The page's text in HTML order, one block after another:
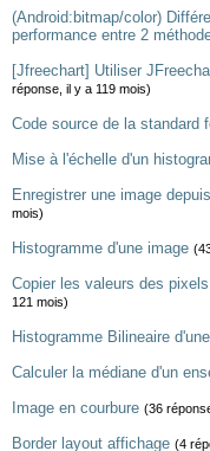
(Android:bitmap/color)
performance entre 2
[Jfreechart] Utiliser
réponse, il y a 119 mois)
Code source de la standard
Mise à l'échelle d'un
Enregistrer une image
mois)
Histogramme d'une image
Copier les valeurs des
121 mois)
Histogramme Bilineaire
Calculer la médiane d'un
Image en courbure (36
Border layout affichage (4